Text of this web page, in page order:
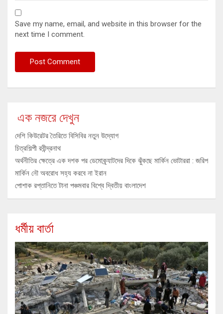
Save my name, email, and website in this browser for the
next time I comment.
এক নজরে দেখুন
দেশি কিউরেটর তৈরিতে বিসিবির নতুন উদ্যোগ
চিত্রশিল্পী রবীন্দ্রনাথ
অর্থনীতির ক্ষেত্রে এক দশক পর ডেমোক্র্যাটদের দিকে ঝুঁকছে মার্কিন ভোটাররা : জরিপ
মার্কিন নৌ অবরোধ সহ্য করবে না ইরান
পোশাক রপ্তানিতে টানা পঞ্চমবার বিশ্বে দ্বিতীয় বাংলাদেশ
ধর্মীয় বার্তা